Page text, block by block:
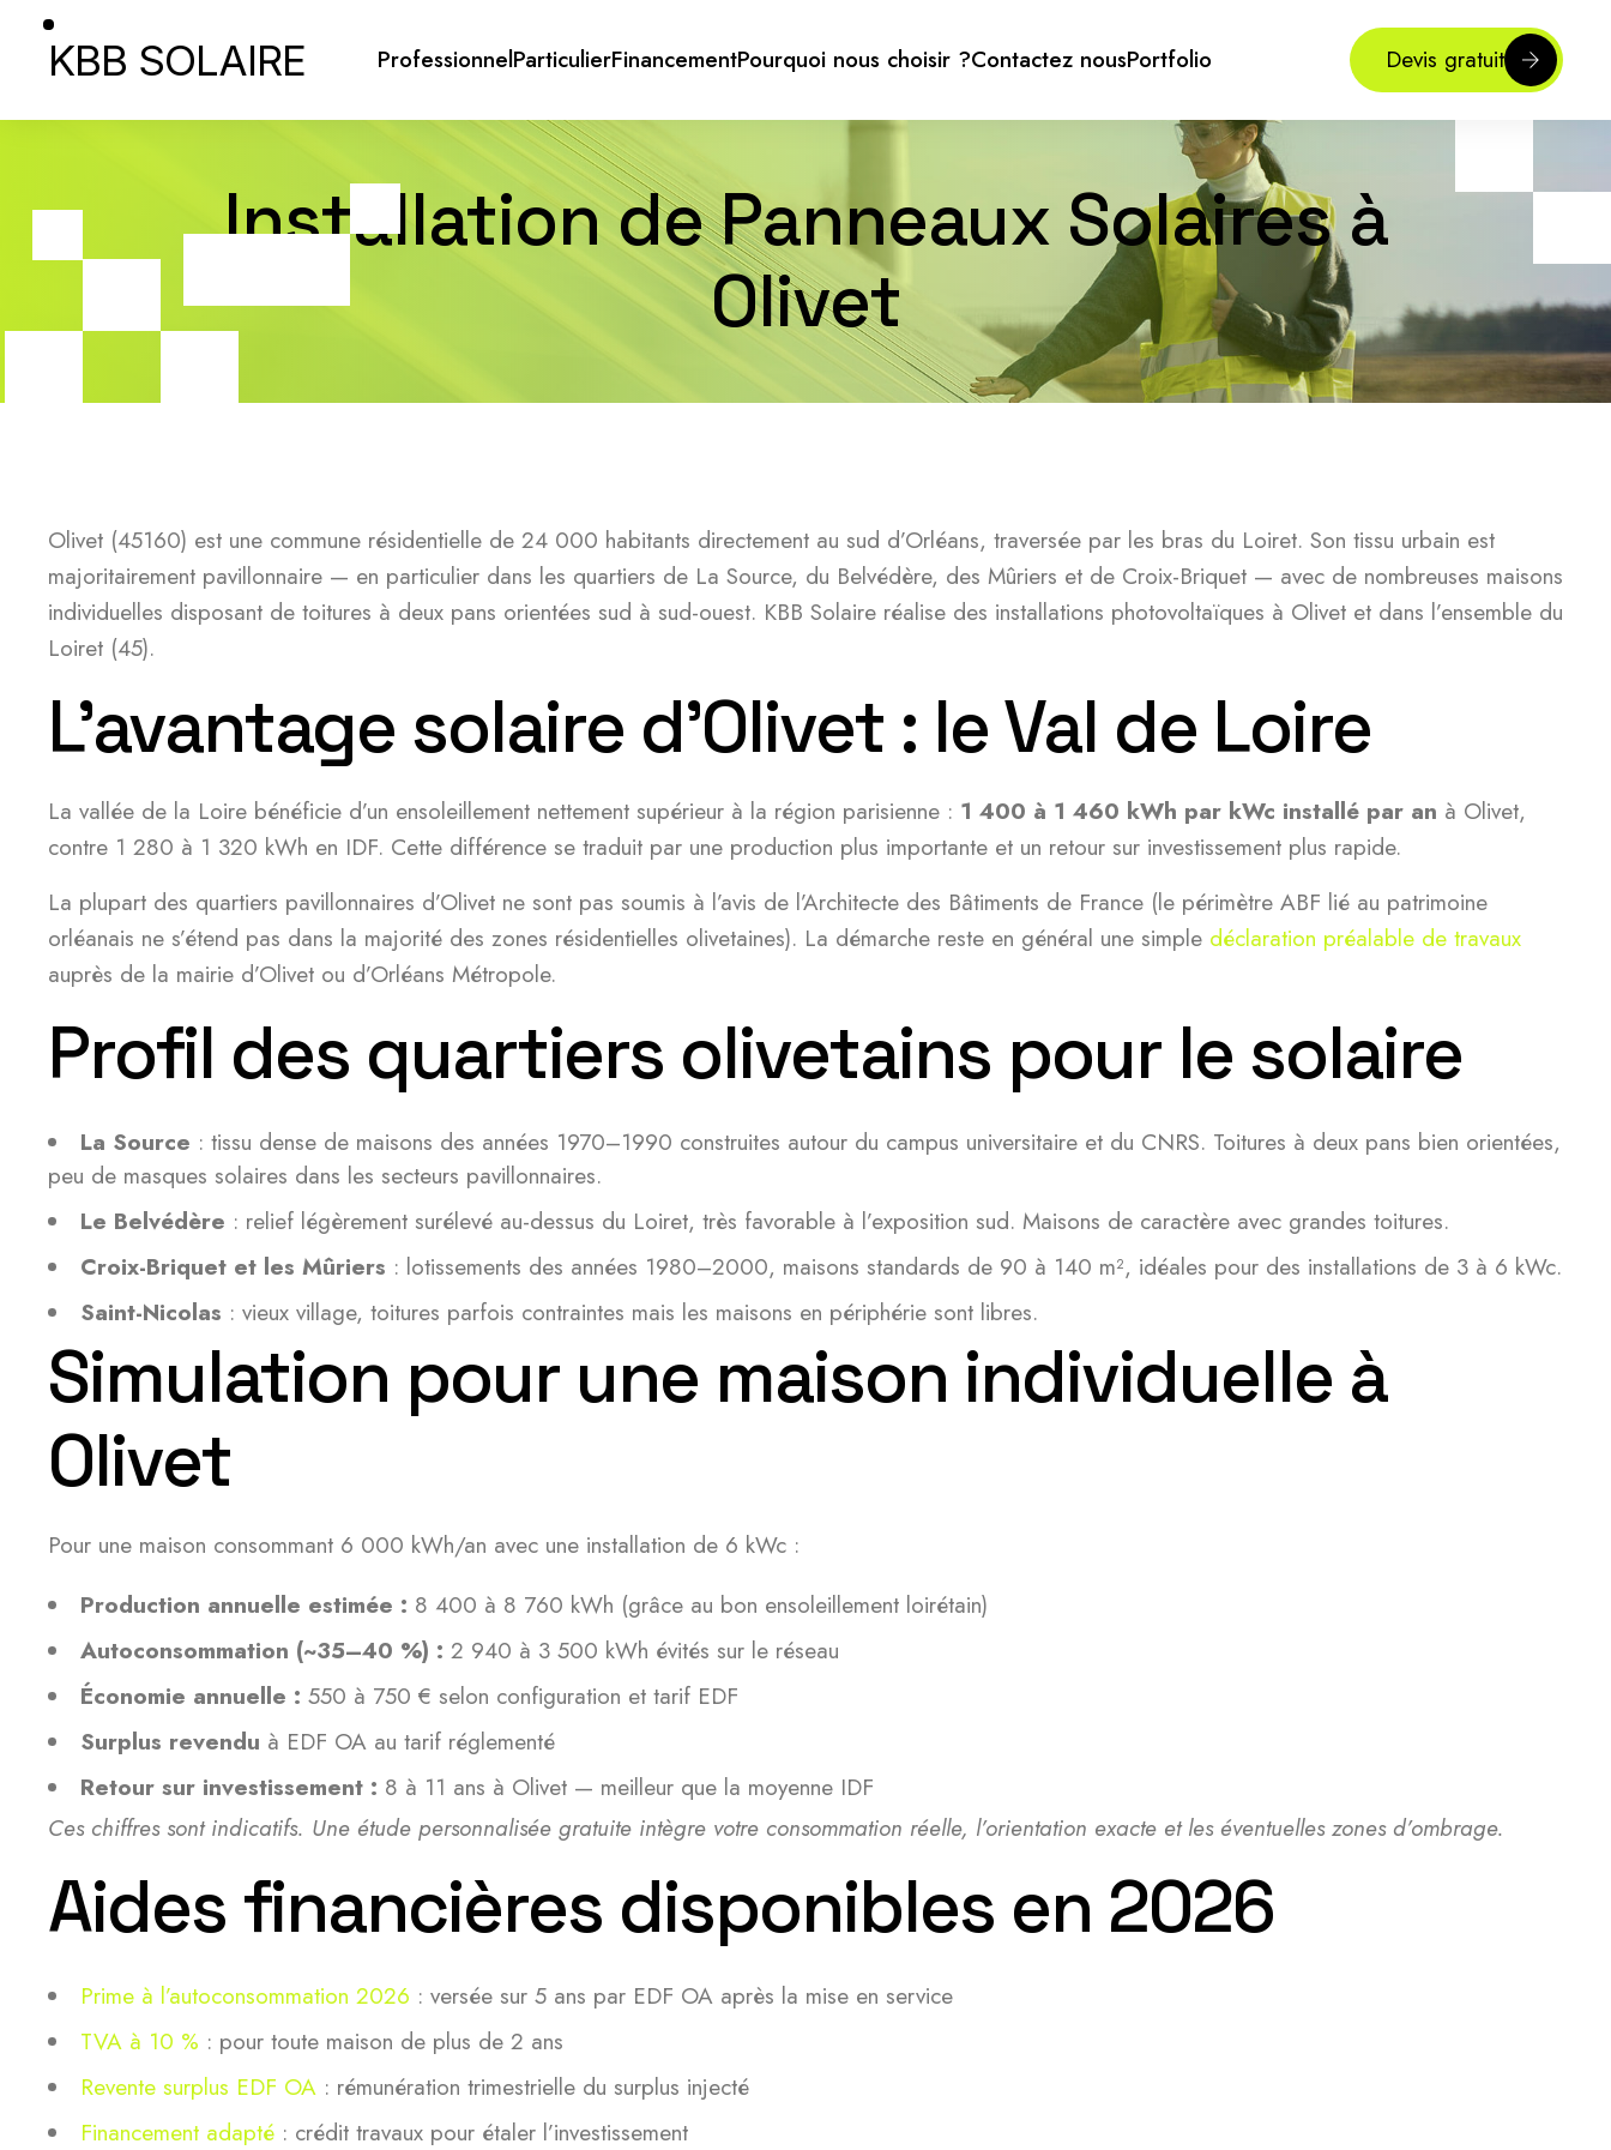
KBB SOLAIRE ProfessionnelParticulierFinancementPourquoi nous choisir ?Contactez nousPortfolio Devis gratuit
Installation de Panneaux Solaires à
Olivet
Olivet (45160) est une commune résidentielle de 24 000 habitants directement au sud d’Orléans, traversée par les bras du Loiret. Son tissu urbain est
majoritairement pavillonnaire — en particulier dans les quartiers de La Source, du Belvédère, des Mûriers et de Croix-Briquet — avec de nombreuses maisons
individuelles disposant de toitures à deux pans orientées sud à sud-ouest. KBB Solaire réalise des installations photovoltaïques à Olivet et dans l’ensemble du
Loiret (45).
L’avantage solaire d’Olivet : le Val de Loire
La vallée de la Loire bénéficie d’un ensoleillement nettement supérieur à la région parisienne : 1 400 à 1 460 kWh par kWc installé par an à Olivet,
contre 1 280 à 1 320 kWh en IDF. Cette différence se traduit par une production plus importante et un retour sur investissement plus rapide.
La plupart des quartiers pavillonnaires d’Olivet ne sont pas soumis à l’avis de l’Architecte des Bâtiments de France (le périmètre ABF lié au patrimoine
orléanais ne s’étend pas dans la majorité des zones résidentielles olivetaines). La démarche reste en général une simple déclaration préalable de travaux
auprès de la mairie d’Olivet ou d’Orléans Métropole.
Profil des quartiers olivetains pour le solaire
La Source : tissu dense de maisons des années 1970–1990 construites autour du campus universitaire et du CNRS. Toitures à deux pans bien orientées,
peu de masques solaires dans les secteurs pavillonnaires.
Le Belvédère : relief légèrement surélevé au-dessus du Loiret, très favorable à l’exposition sud. Maisons de caractère avec grandes toitures.
Croix-Briquet et les Mûriers : lotissements des années 1980–2000, maisons standards de 90 à 140 m², idéales pour des installations de 3 à 6 kWc.
Saint-Nicolas : vieux village, toitures parfois contraintes mais les maisons en périphérie sont libres.
Simulation pour une maison individuelle à
Olivet
Pour une maison consommant 6 000 kWh/an avec une installation de 6 kWc :
Production annuelle estimée : 8 400 à 8 760 kWh (grâce au bon ensoleillement loirétain)
Autoconsommation (~35–40 %) : 2 940 à 3 500 kWh évités sur le réseau
Économie annuelle : 550 à 750 € selon configuration et tarif EDF
Surplus revendu à EDF OA au tarif réglementé
Retour sur investissement : 8 à 11 ans à Olivet — meilleur que la moyenne IDF
Ces chiffres sont indicatifs. Une étude personnalisée gratuite intègre votre consommation réelle, l’orientation exacte et les éventuelles zones d’ombrage.
Aides financières disponibles en 2026
Prime à l’autoconsommation 2026 : versée sur 5 ans par EDF OA après la mise en service
TVA à 10 % : pour toute maison de plus de 2 ans
Revente surplus EDF OA : rémunération trimestrielle du surplus injecté
Financement adapté : crédit travaux pour étaler l’investissement